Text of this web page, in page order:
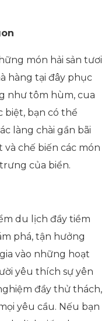
món hải sản tươi
hàng tại đây phục
như tôm hùm, cua
biệt, bạn có thể
làng chài gần bãi
và chế biến các món
của biển.
du lịch đầy tiềm
phá, tận hưởng
vào những hoạt
yêu thích sự yên
đầy thử thách,
yêu cầu. Nếu bạn